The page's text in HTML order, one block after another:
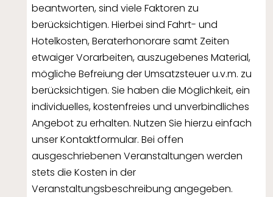
beantworten, sind viele Faktoren zu
berücksichtigen. Hierbei sind Fahrt- und
Hotelkosten, Beraterhonorare samt Zeiten
etwaiger Vorarbeiten, auszugebenes Material,
mögliche Befreiung der Umsatzsteuer u.v.m. zu
berücksichtigen. Sie haben die Möglichkeit, ein
individuelles, kostenfreies und unverbindliches
Angebot zu erhalten. Nutzen Sie hierzu einfach
unser Kontaktformular. Bei offen
ausgeschriebenen Veranstaltungen werden
stets die Kosten in der
Veranstaltungsbeschreibung angegeben.